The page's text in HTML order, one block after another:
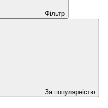
Фільтр
За популярністю